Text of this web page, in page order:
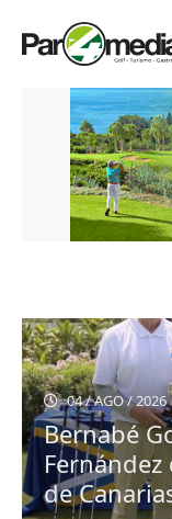
04 / AGO / 2026
Bernabé
Fernández
de